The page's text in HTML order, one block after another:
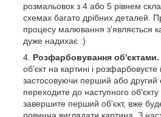
розмальовок з 4 або 5 рівнем
схемах багато дрібних деталей.
процесу малювання з'являється
дуже надихає :)
Розфарбовування об'єктами.
об'єкт на картині і розфарбовуєте
застосовуючи перший або другий
переходите до наступного об'єкту
завершите перший об'єкт, вже